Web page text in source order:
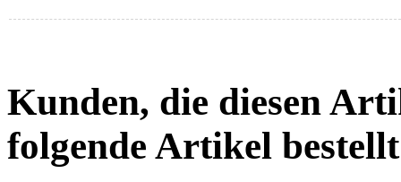
Kunden, die diesen
folgende Artikel